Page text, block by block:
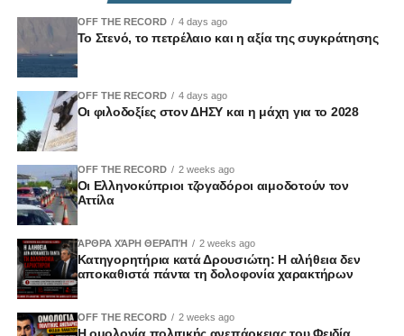
OFF THE RECORD 4 days ago
Το Στενό, το πετρέλαιο και η αξία της συγκράτησης
OFF THE RECORD 4 days ago
Οι φιλοδοξίες στον ΔΗΣΥ και η μάχη για το 2028
OFF THE RECORD 2 weeks ago
Οι Ελληνοκύπριοι τζογαδόροι αιμοδοτούν τον
Αττίλα
ΆΡΘΡΑ ΧΆΡΗ ΘΕΡΑΠΉ 2 weeks ago
Κατηγορητήρια κατά Δρουσιώτη: Η αλήθεια δεν
αποκαθιστά πάντα τη δολοφονία χαρακτήρων
OFF THE RECORD 2 weeks ago
Η ομολογία πολιτικής ανεπάρκειας του Φειδία